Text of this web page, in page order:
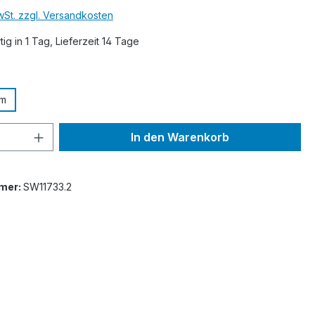
zzgl. Versandkosten
in 1 Tag, Lieferzeit 14 Tage
Anzahl: Gib den gewünschten Wert
In den Warenkorb
SW11733.2